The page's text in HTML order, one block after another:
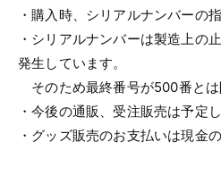
・購入時、シリアルナンバーの
・シリアルナンバーは製造上の
発生しています。
そのため最終番号が500番とは
・今後の通販、受注販売は予定
・グッズ販売のお支払いは現金